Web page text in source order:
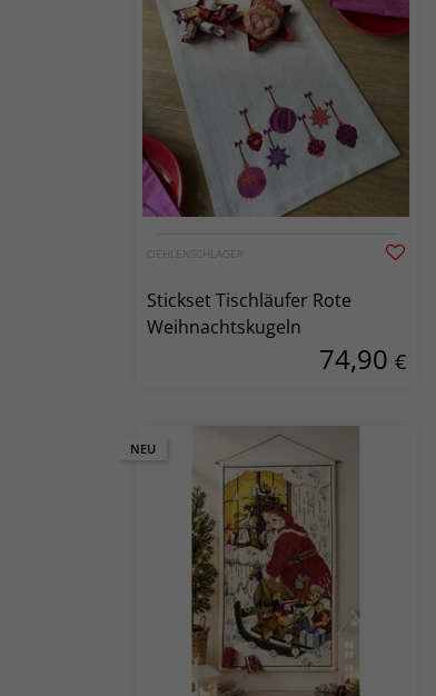
OEHLENSCHLÄGER
Stickset Tischläufer Rote
Weihnachtskugeln
74,90 €
NEU